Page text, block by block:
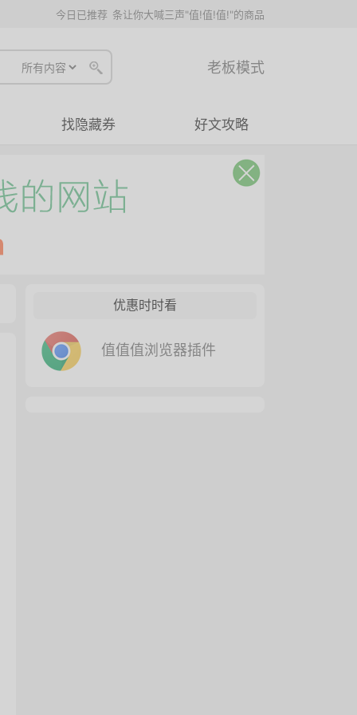
今日已推荐 条让你大喊三声"值!值!值!"的商品
老板模式
找隐藏券 好文攻略
优惠时时看
值值值浏览器插件